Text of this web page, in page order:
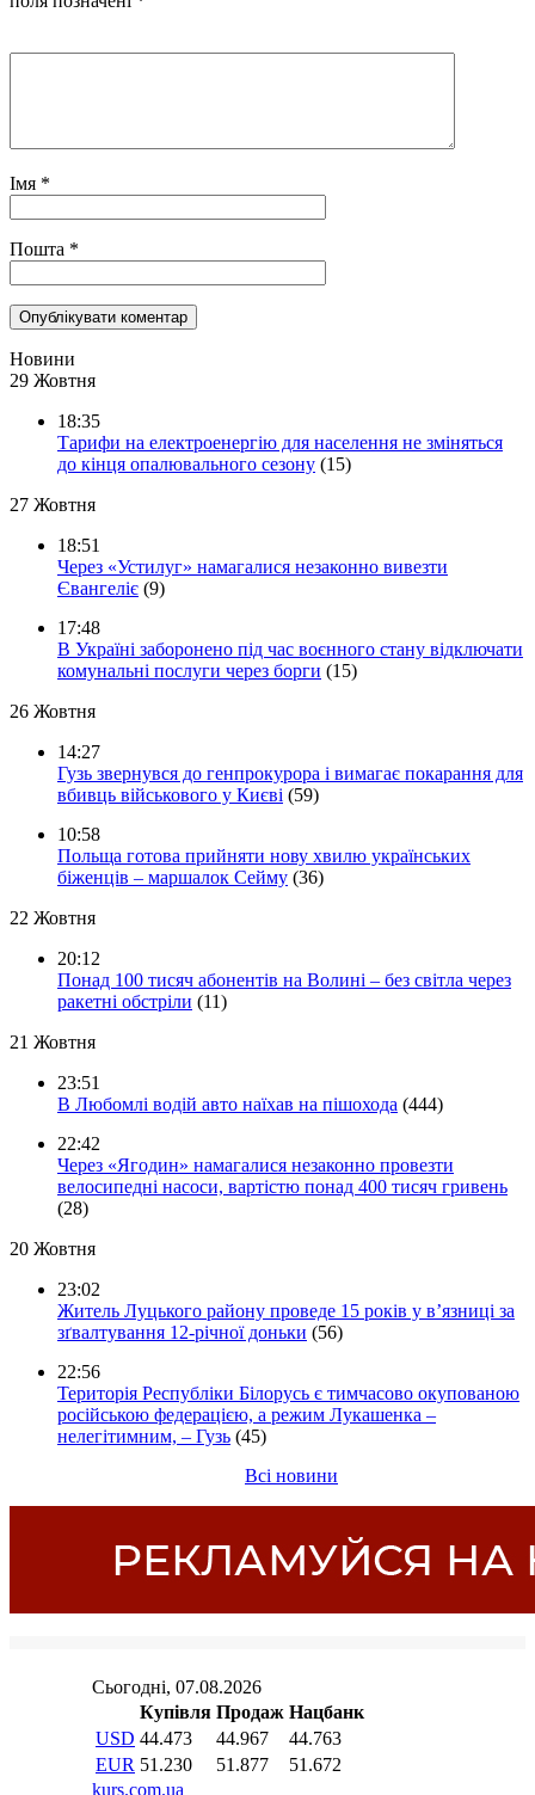
Імя *
Пошта *
Новини
29 Жовтня
18:35
Тарифи на електроенергію для населення не зміняться
до кінця опалювального сезону (15)
27 Жовтня
18:51
Через «Устилуг» намагалися незаконно вивезти
Євангеліє (9)
17:48
В Україні заборонено під час воєнного стану відключати
комунальні послуги через борги (15)
26 Жовтня
14:27
Гузь звернувся до генпрокурора і вимагає покарання для
вбивць військового у Києві (59)
10:58
Польща готова прийняти нову хвилю українських
біженців – маршалок Сейму (36)
22 Жовтня
20:12
Понад 100 тисяч абонентів на Волині – без світла через
ракетні обстріли (11)
21 Жовтня
23:51
В Любомлі водій авто наїхав на пішохода (444)
22:42
Через «Ягодин» намагалися незаконно провезти
велосипедні насоси, вартістю понад 400 тисяч гривень
(28)
20 Жовтня
23:02
Житель Луцького району проведе 15 років у в’язниці за
зґвалтування 12-річної доньки (56)
22:56
Територія Республіки Білорусь є тимчасово окупованою
російською федерацією, а режим Лукашенка –
нелегітимним, – Гузь (45)
Всі новини